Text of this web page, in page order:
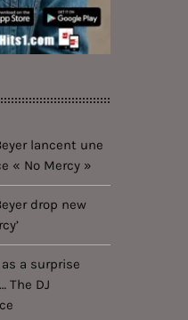
lancent une
« No Mercy »
drop new
a surprise
The DJ